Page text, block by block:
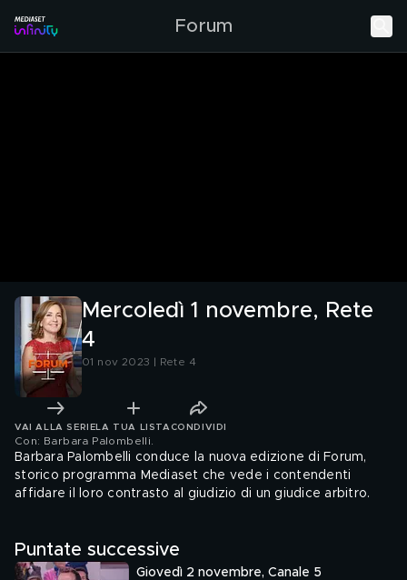
Forum
Mercoledì 1 novembre, Rete
4
01 nov 2023 | Rete 4
VAI ALLA SERIE LA TUA LISTA CONDIVIDI
Con: Barbara Palombelli
Barbara Palombelli conduce la nuova edizione di Forum,
storico programma Mediaset che vede i contendenti
affidare il loro contrasto al giudizio di un giudice arbitro.
Puntate successive
Giovedì 2 novembre, Canale 5